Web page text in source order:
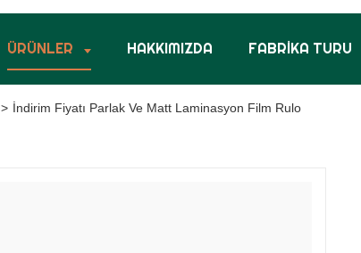
ÜRÜNLER HAKKIMIZDA FABRIKA TURU
> İndirim Fiyatı Parlak Ve Matt Laminasyon Film Rulo